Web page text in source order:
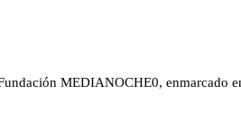
MEDIANOCHE0, enmarcado